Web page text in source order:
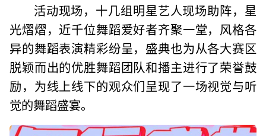
活动现场，十几组明星艺人现场助阵，星
光熠熠，近千位舞蹈爱好者齐聚一堂，风格各
异的舞蹈表演精彩纷呈，盛典也为从各大赛区
脱颖而出的优胜舞蹈团队和播主进行了荣誉鼓
励，为线上线下的观众们呈现了一场视觉与听
觉的舞蹈盛宴。